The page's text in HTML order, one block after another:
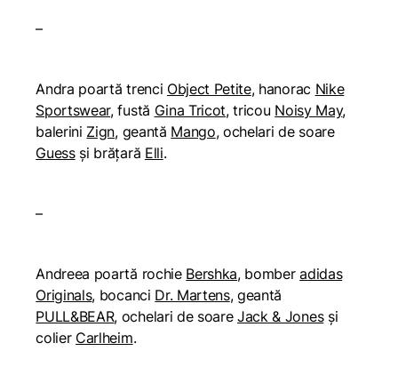
–
Andra poartă trenci Object Petite, hanorac Nike
Sportswear, fustă Gina Tricot, tricou Noisy May,
balerini Zign, geantă Mango, ochelari de soare
Guessși brățară Elli.
–
Andreea poartă rochie Bershka, bomberadidas
Originals, bocanci Dr. Martens, geantă
PULL&BEAR, ochelari de soareJack & Jonesși
colier Carlheim.